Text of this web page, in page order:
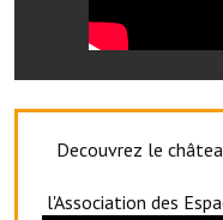
Bibliothèque
Commerces et
Decouvrez le
l'Association des